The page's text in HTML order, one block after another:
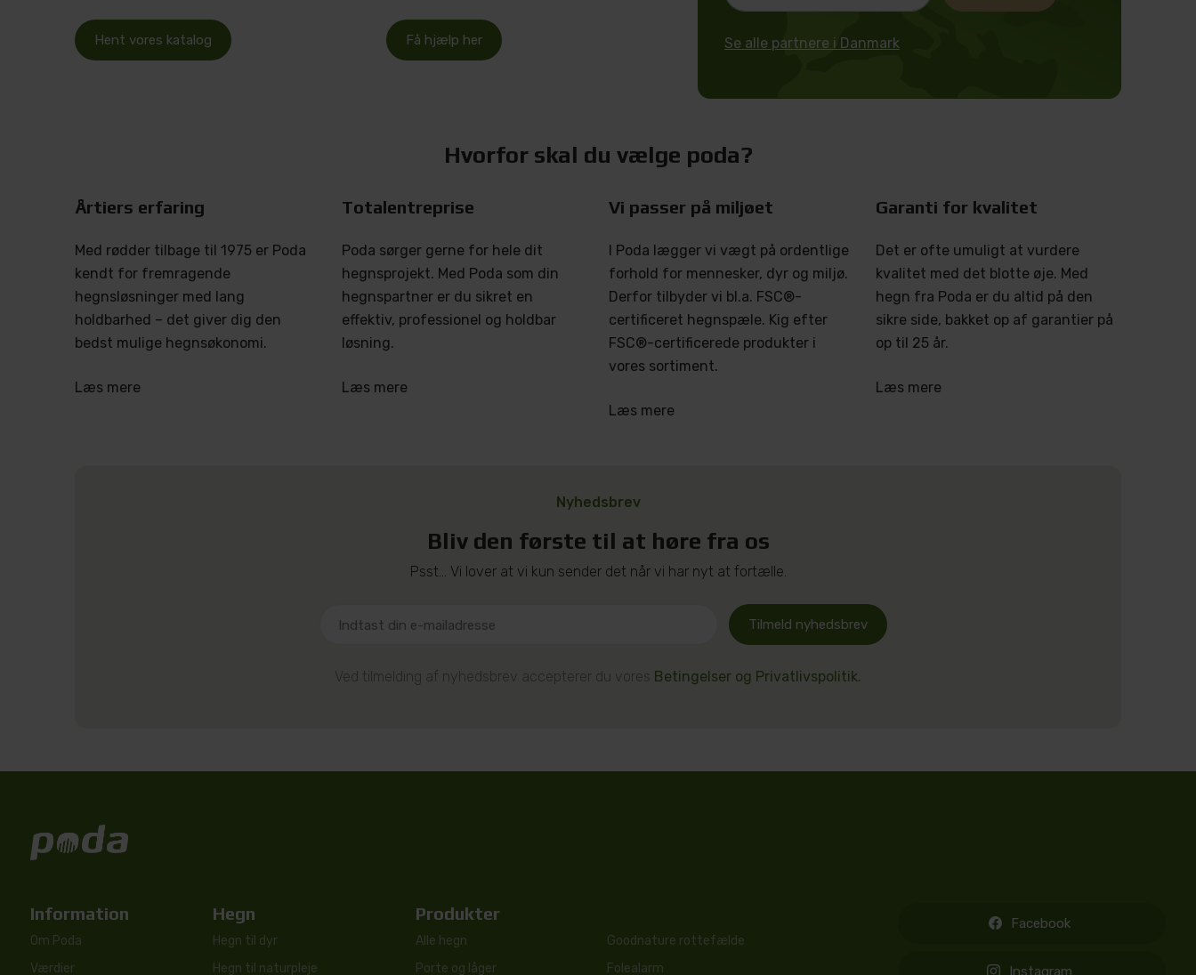
Hent vores katalog Få hjælp her Se alle partnere i Danmark
Hvorfor skal du vælge poda?
Årtiers erfaring
Med rødder tilbage til 1975 er Poda
kendt for fremragende
hegnsløsninger med lang
holdbarhed – det giver dig den
bedst mulige hegnsøkonomi.
Læs mere
Totalentreprise
Poda sørger gerne for hele dit
hegnsprojekt. Med Poda som din
hegnspartner er du sikret en
effektiv, professionel og holdbar
løsning.
Læs mere
Vi passer på miljøet
I Poda lægger vi vægt på ordentlige
forhold for mennesker, dyr og miljø.
Derfor tilbyder vi bl.a. FSC®-
certificeret hegnspæle. Kig efter
FSC®-certificerede produkter i
vores sortiment.
Læs mere
Garanti for kvalitet
Det er ofte umuligt at vurdere
kvalitet med det blotte øje. Med
hegn fra Poda er du altid på den
sikre side, bakket op af garantier på
op til 25 år.
Læs mere
Nyhedsbrev
Bliv den første til at høre fra os
Psst... Vi lover at vi kun sender det når vi har nyt at fortælle.
Tilmeld nyhedsbrev
Ved tilmelding af nyhedsbrev accepterer du vores Betingelser og Privatlivspolitik.
Information
Om Poda
Værdier
Hegn
Hegn til dyr
Hegn til naturpleje
Produkter
Alle hegn
Porte og låger
Goodnature rottefælde
Folealarm
Facebook
Instagram